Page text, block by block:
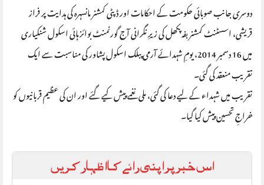
دوسری جانب صوبائی حکومت کے احکامات اور ڈپٹی کمشنر مانسہرہ کی ہدایت پر فراز
قریشی، اسسٹنٹ کمشنر بفہ پکھل کی زیرِ نگرانی آج گورنمنٹ بوائز ہائی اسکول شنکیاری
میں 16 دسمبر 2014، یومِ شہدائے آرمی پبلک اسکول پشاور کی مناسبت سے ایک
تقریب منعقد کی گئی۔
تقریب میں شہداء کے لیے دعا کی گئی، ملی نغمے پیش کیے گئے اور ان کی عظیم قربانیوں کو
خراجِ تحسین پیش کیا گیا۔
اس خبر پر اپنی رائے کا اظہار کریں